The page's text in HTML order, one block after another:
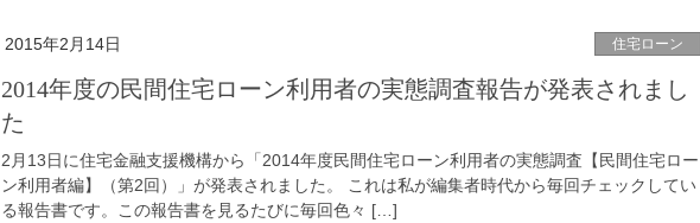
2015年2月14日 住宅ローン
2014年度の民間住宅ローン利用者の実態調査報告が発表されまし
た
2月13日に住宅金融支援機構から「2014年度民間住宅ローン利用者の実態調査【民間住宅ロー
ン利用者編】（第2回）」が発表されました。 これは私が編集者時代から毎回チェックしてい
る報告書です。この報告書を見るたびに毎回色々 […]